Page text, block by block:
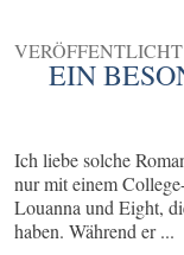
EIN
Ich liebe solche
nur mit einem
Louanna und Eight,
haben. Während er ...